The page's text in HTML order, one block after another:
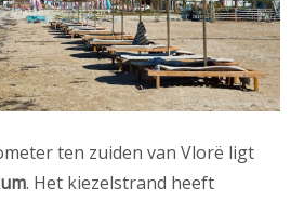
ten zuiden van Vlorë ligt
. Het kiezelstrand heeft